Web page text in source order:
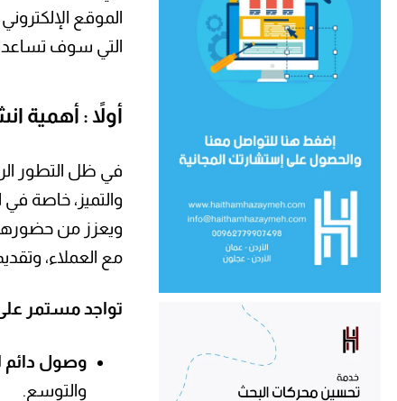
الموقع
التي سوف
أولاً : أهمية
في ظل التطور
والتميز، خاصة في
ويعزز من حضورها
مع العملاء،
تواجد مستمر
وصول دائم
والتوسع.